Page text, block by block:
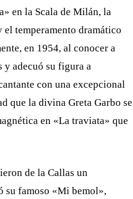
en la Scala de Milán, la
temperamento dramático
en 1954, al conocer a
y adecuó su figura a
con una excepcional
que la divina Greta Garbo se
en «La traviata» que
de la Callas un
su famoso «Mi bemol»,